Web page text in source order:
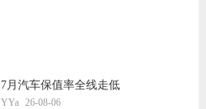
7月汽车保值率全线走低
YYa 26-08-06